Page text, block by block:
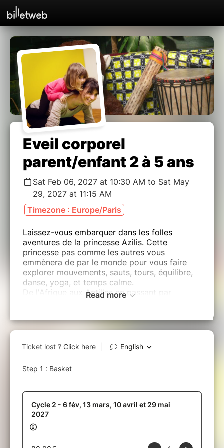
Eveil corporel
parent/enfant 2 à 5 ans
Sat Feb 06, 2027 at 10:30 AM to Sat May
29, 2027 at 11:15 AM
Timezone : Europe/Paris
Laissez-vous embarquer dans les folles
aventures de la princesse Azilis. Cette
princesse pas comme les autres vous
emmènera de par le monde pour vous faire
explorer mouvements, sauts, tours, équilibre,
danse, yoga, et temps calme.
De l'Afrique aux Antilles en passant par
votre enfant vous plongera dans une
ambiance musicale différente à chaque
séance.
1 billet correspond à 1 parent ET 1 enfant.
Read more